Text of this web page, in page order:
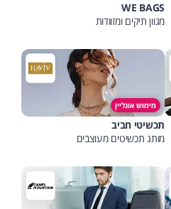
WE BAGS
מגוון תיקים ומזוודות
מימוש אונליין
תכשיטי חביב
מותג תכשיטים מעוצבים